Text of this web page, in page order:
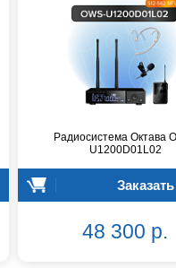
Радиосистема Октава
U1200D01L02
Заказать
48 300 р.